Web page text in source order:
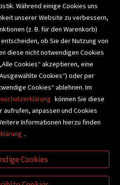
Während einige Cookies uns
unserer Website zu verbessern,
(z. B. für den Warenkorb)
ob Sie der Nutzung von
diese nicht notwendigen Cookies
Cookies“ akzeptieren, eine
Cookies“) oder per
Cookies“ ablehnen. Im
können Sie diese
anpassen und Cookies
Informationen hierzu finden
.
Cookies